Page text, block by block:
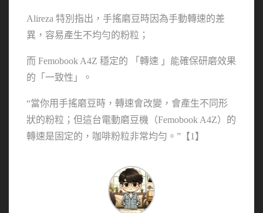
Alireza 特別指出，手搖磨豆時因為手動轉速的差
異，容易產生不均勻的粉粒；
而 Femobook A4Z 穩定的 「轉速 」能確保研磨效果
的「一致性」。
“當你用手搖磨豆時，轉速會改變，會產生不同形
狀的粉粒；但這台電動磨豆機（Femobook A4Z）的
轉速是固定的，咖啡粉粒非常均勻。”【1】